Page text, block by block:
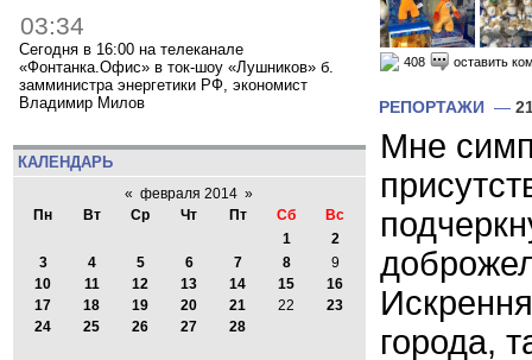
03:34
Сегодня в 16:00 на телеканале
«Фонтанка.Офис» в ток-шоу «Лушников» б.
замминистра энергетики РФ, экономист
Владимир Милов
КАЛЕНДАРЬ
« февраля 2014 »
Пн
Вт Ср Чт Пт Сб
Вс
1
2
3
4 5 6 7 8
9
10
11 12 13 14 15
16
17
18 19 20 21 22
23
24
25 26 27 28
408 оставить
РЕПОРТАЖИ —
Мне
города,